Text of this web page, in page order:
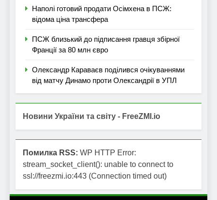
Наполі готовий продати Осімхена в ПСЖ:
відома ціна трансфера
ПСЖ близький до підписання гравця збірної
Франції за 80 млн євро
Олександр Караваєв поділився очікуваннями
від матчу Динамо проти Олександрії в УПЛ
Новини України та світу - FreeZMI.io
Помилка RSS: WP HTTP Error:
stream_socket_client(): unable to connect to
ssl://freezmi.io:443 (Connection timed out)